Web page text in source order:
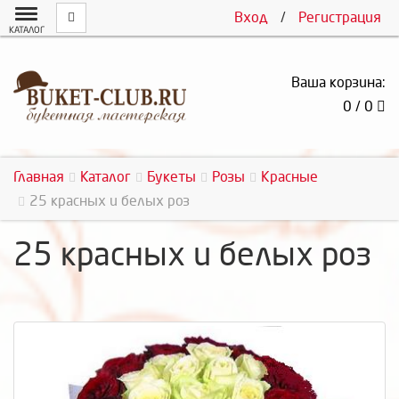
Вход / Регистрация
КАТАЛОГ
Ваша корзина:
0 / 0
Главная Каталог Букеты Розы
Красные
25 красных и белых роз
25 красных и белых роз